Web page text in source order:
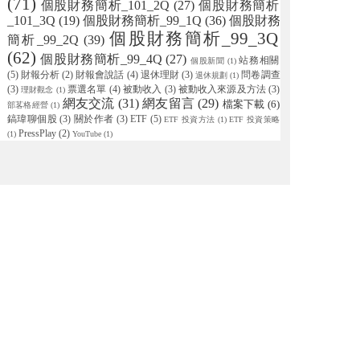
(71) 個股財務簡析_101_2Q (27) 個股財務簡析
_101_3Q (19) 個股財務簡析_99_1Q (36) 個股財務
簡析_99_2Q (39) 個股財務簡析_99_3Q
(62) 個股財務簡析_99_4Q (27) 個股新聞 (1) 站務相關
(5) 財報分析 (2) 財報會說話 (4) 退休理財 (3) 退休規劃 (1) 問卷調查
(3) 理財觀念 (1) 票選名單 (4) 被動收入 (3) 被動收入來源及方法 (3)
部茖格經營 (1) 網友交流 (31) 網友留言 (29) 檔案下載 (6)
鎬瑋聊個股 (3) 關於作者 (3) ETF (5) ETF 投資方法 (1) ETF 投資策略
(1) PressPlay (2) YouTube (1)